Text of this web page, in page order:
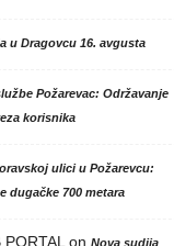
u Dragovcu 16. avgusta
Požarevac: Održavanje
korisnika
ulici u Požarevcu:
dugačke 700 metara
on Nova sudija